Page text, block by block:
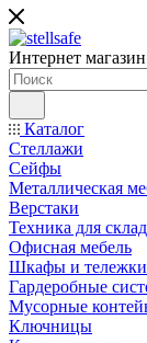
Интернет
Каталог
Стеллажи
Сейфы
Металлическая
Верстаки
Техника для
Офисная мебель
Шкафы и тележки
Гардеробные
Мусорные
Ключницы